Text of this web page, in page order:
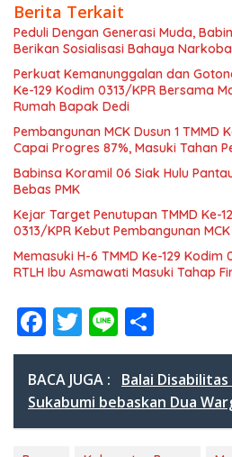
Berita Terkait
Peduli Dengan Generasi Muda,
Berikan Sosialisasi Bahaya Narkoba
Perkuat Kemanunggalan dan
Ke-129 Kodim 0313/KPR Bersama
Rumah Bapak Dedi
Pembangunan MCK Dusun 1 TMMD
Capai Progres 87%, Masuki Tahan
Babinsa Koramil 06 Siak Hulu
Bebas PMK
Kejar Target Penutupan TMMD Ke-
0313/KPR Kebut Pembangunan
Memasuki H-6 TMMD Ke-129 Kodim
RTLH Ibu Asmawati Masuki Tahap
F
ac
e
b
o
T
w
itt
er
Li
n
e
h
ar
e
BACA JUGA :
Balai
Sukabumi bebaskan Dua